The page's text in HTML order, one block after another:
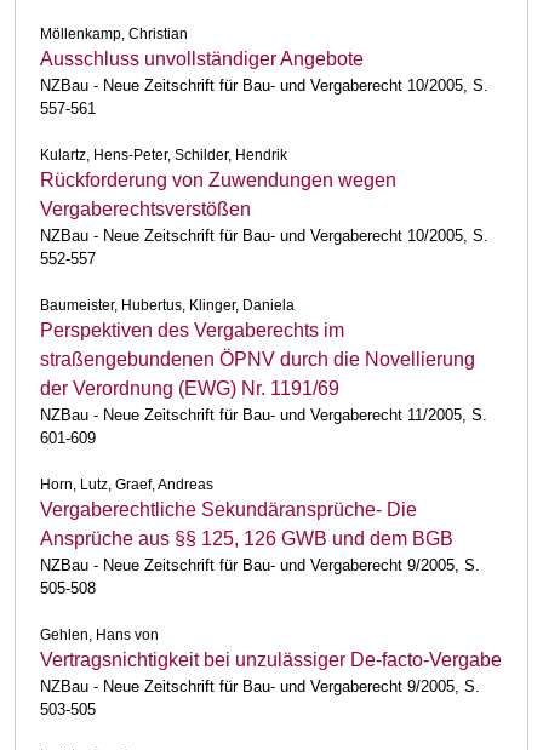
Möllenkamp, Christian
Ausschluss unvollständiger Angebote
NZBau - Neue Zeitschrift für Bau- und Vergaberecht 10/2005, S.
557-561
Kulartz, Hens-Peter, Schilder, Hendrik
Rückforderung von Zuwendungen wegen
Vergaberechtsverstößen
NZBau - Neue Zeitschrift für Bau- und Vergaberecht 10/2005, S.
552-557
Baumeister, Hubertus, Klinger, Daniela
Perspektiven des Vergaberechts im
straßengebundenen ÖPNV durch die Novellierung
der Verordnung (EWG) Nr. 1191/69
NZBau - Neue Zeitschrift für Bau- und Vergaberecht 11/2005, S.
601-609
Horn, Lutz, Graef, Andreas
Vergaberechtliche Sekundäransprüche- Die
Ansprüche aus §§ 125, 126 GWB und dem BGB
NZBau - Neue Zeitschrift für Bau- und Vergaberecht 9/2005, S.
505-508
Gehlen, Hans von
Vertragsnichtigkeit bei unzulässiger De-facto-Vergabe
NZBau - Neue Zeitschrift für Bau- und Vergaberecht 9/2005, S.
503-505